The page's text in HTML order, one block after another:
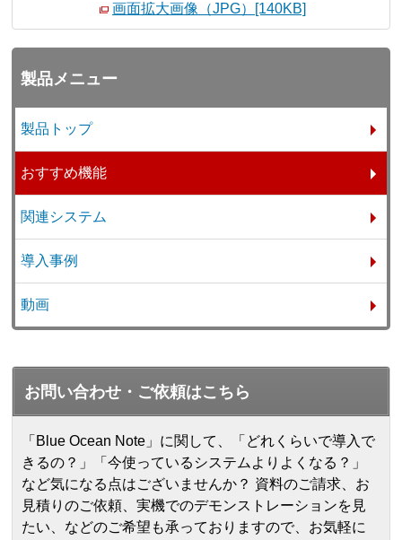
画面拡大画像（JPG）[140KB]
製品メニュー
製品トップ
おすすめ機能
関連システム
導入事例
動画
お問い合わせ・ご依頼はこちら
「Blue Ocean Note」に関して、「どれくらいで導入で
きるの？」「今使っているシステムよりよくなる？」
など気になる点はございませんか？ 資料のご請求、お
見積りのご依頼、実機でのデモンストレーションを見
たい、などのご希望も承っておりますので、お気軽に